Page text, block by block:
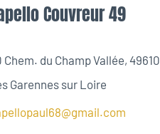
Couvreur 49
Chem. du Champ Vallée, 49610
Garennes sur Loire